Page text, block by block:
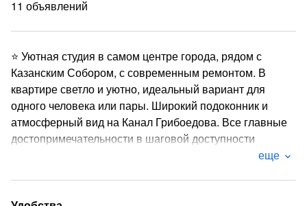
11 объявлений
⭐ Уютная студия в самом центре города, рядом с
Казанским Собором, с современным ремонтом. В
квартире светло и уютно, идеальный вариант для
одного человека или пары. Широкий подоконник и
атмосферный вид на Канал Грибоедова. Все главные
достопримечательности в шаговой доступности
Квартира встретит Вас полностью оборудованной и
укомплектованной всем необходимым – бытовая
еще